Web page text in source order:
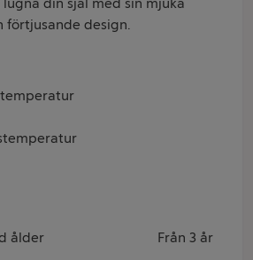
förtjusande design.
ålder Från 3 år